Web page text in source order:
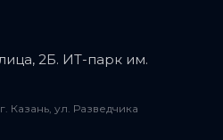
2Б. ИТ-парк им.
Казань, ул. Разведчика